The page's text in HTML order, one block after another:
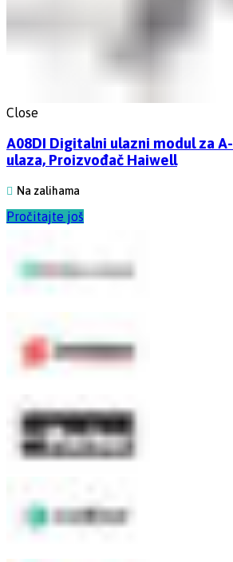
Close
A08DI Digitalni ulazni modul za
ulaza, Proizvođač Haiwell
Na zalihama
Pročitajte još